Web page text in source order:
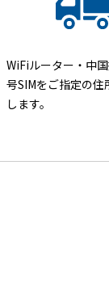
WiFiルーター・中
号SIMをご指定の住
します。